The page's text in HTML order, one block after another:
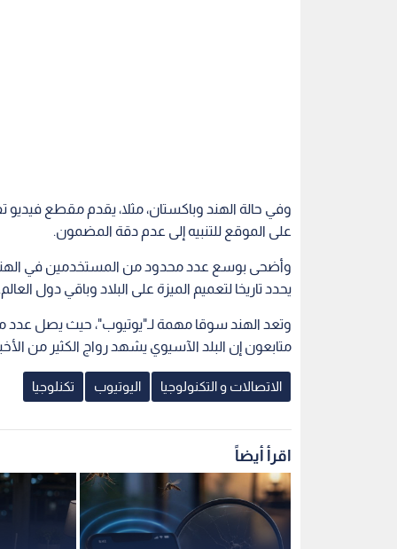
وفي حالة الهند وباكستان، مثلا، يقدم مقطع فيديو
على الموقع للتنبيه إلى عدم دقة المضمون.
وأضحى بوسع عدد محدود من المستخدمين في الهند
يحدد تاريخا لتعميم الميزة على البلاد وباقي دول العالم.
متابعون إن البلد الآسيوي يشهد رواج الكثير من
الاتصالات و التكنولوجيا اليوتيوب تكنلوجيا
اقرأ أيضاً